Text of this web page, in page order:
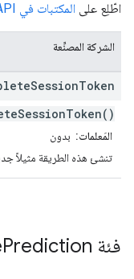
اطّلِع على المكتبات في Maps JavaScript API
الشركة المصنِّعة
SessionToken
المَعلمات: بدون
تنشئ هذه الطريقة مثيلاً
فئة Prediction